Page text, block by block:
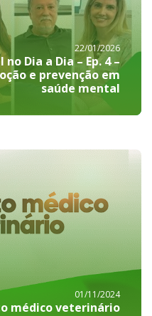
22/01/2026
Dia a Dia – Ep. 4 –
e prevenção em
saúde mental
01/11/2024
médico veterinário